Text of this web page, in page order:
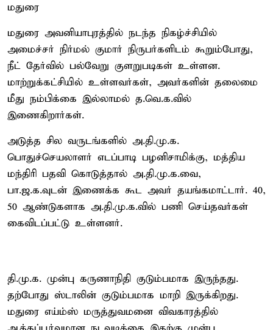
மதுரை
மதுரை அவனியாபுரத்தில் நடந்த நிகழ்ச்சியில்
அமைச்சர் நிர்மல் குமார் நிருபர்களிடம் கூறும்போது,
நீட் தேர்வில் பல்வேறு குளறுபடிகள் உள்ளன.
மாற்றுக்கட்சியில் உள்ளவர்கள், அவர்களின் தலைமை
மீது நம்பிக்கை இல்லாமல் த.வெ.க.வில்
இணைகிறார்கள்.
அடுத்த சில வருடங்களில் அ.தி.மு.க.
பொதுச்செயலாளர் எடப்பாடி பழனிசாமிக்கு, மத்திய
மந்திரி பதவி கொடுத்தால் அ.தி.மு.க.வை,
பா.ஜ.க.வுடன் இணைக்க கூட அவர் தயங்கமாட்டார். 40,
50 ஆண்டுகளாக அ.தி.மு.க.வில் பணி செய்தவர்கள்
கைவிடப்பட்டு உள்ளனர்.
தி.மு.க. முன்பு கருணாநிதி குடும்பமாக இருந்தது.
தற்போது ஸ்டாலின் குடும்பமாக மாறி இருக்கிறது.
மதுரை எய்ம்ஸ் மருத்துவமனை விவகாரத்தில்